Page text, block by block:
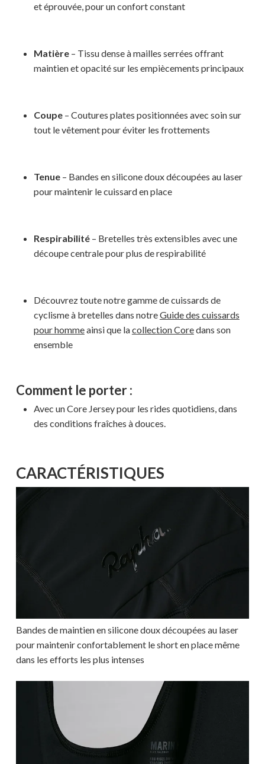
Votre panier est vide.
MAGASINER EN LIGNE
et éprouvée, pour un confort constant
Matière – Tissu dense à mailles serrées offrant
maintien et opacité sur les empiècements principaux
Coupe – Coutures plates positionnées avec soin sur
tout le vêtement pour éviter les frottements
Tenue – Bandes en silicone doux découpées au laser
pour maintenir le cuissard en place
Respirabilité – Bretelles très extensibles avec une
découpe centrale pour plus de respirabilité
Découvrez toute notre gamme de cuissards de
cyclisme à bretelles dans notreGuide des cuissards
pour hommeainsi que lacollection Coredans son
ensemble
Comment le porter :
Avec un Core Jersey pour les rides quotidiens, dans
des conditions fraîches à douces.
CARACTÉRISTIQUES
Bandes de maintien en silicone doux découpées au laser
pour maintenir confortablement le short en place même
dans les efforts les plus intenses